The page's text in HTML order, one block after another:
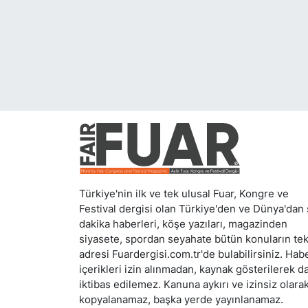
Türkiye'nin ilk ve tek ulusal Fuar, Kongre ve
Festival dergisi olan Türkiye'den ve Dünya'dan
dakika haberleri, köşe yazıları, magazinden
siyasete, spordan seyahate bütün konuların tek
adresi Fuardergisi.com.tr'de bulabilirsiniz.
içerikleri izin alınmadan, kaynak gösterilerek
iktibas edilemez. Kanuna aykırı ve izinsiz
kopyalanamaz, başka yerde yayınlanamaz.
FUAR HABERLERİ
FUAR TAKVİMİ
Amerika Fuarları
FUAR RAPORU
FESTİVAL HABERLERİ
FESTİVAL TAKVİMİ